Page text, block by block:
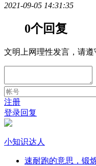
2021-09-05 14:31:35
0个回复
文明上网理性发言，请
注册
登录回复
小知识达人
速耐跑的意思，锻